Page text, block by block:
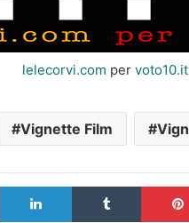
lelecorvi.com per voto10.it
Vignette Film
LinkedIn Tumblr